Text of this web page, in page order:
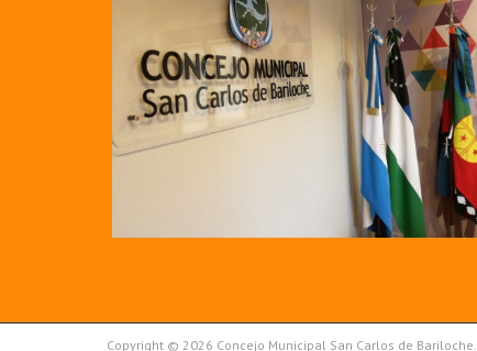
Copyright © 2026 Concejo Municipal San Carlos de Bariloche.